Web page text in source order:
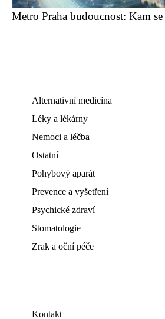
Metro Praha budoucnost: Kam
Alternativní medicína
Léky a lékárny
Nemoci a léčba
Ostatní
Pohybový aparát
Prevence a vyšetření
Psychické zdraví
Stomatologie
Zrak a oční péče
Kontakt